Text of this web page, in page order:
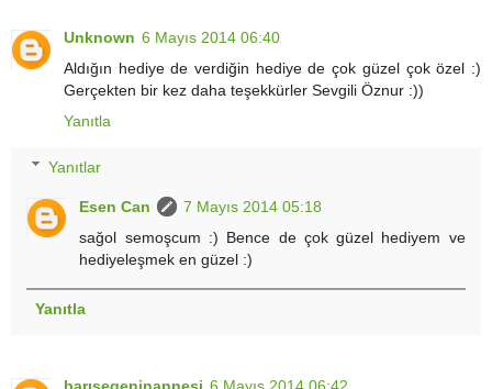
Unknown 6 Mayıs 2014 06:40
Aldığın hediye de verdiğin hediye de çok güzel çok özel :)
Gerçekten bir kez daha teşekkürler Sevgili Öznur :))
Yanıtla
Yanıtlar
Esen Can
7 Mayıs 2014 05:18
sağol semoşcum :) Bence de çok güzel hediyem ve
hediyeleşmek en güzel :)
Yanıtla
barışegeninannesi 6 Mayıs 2014 06:42